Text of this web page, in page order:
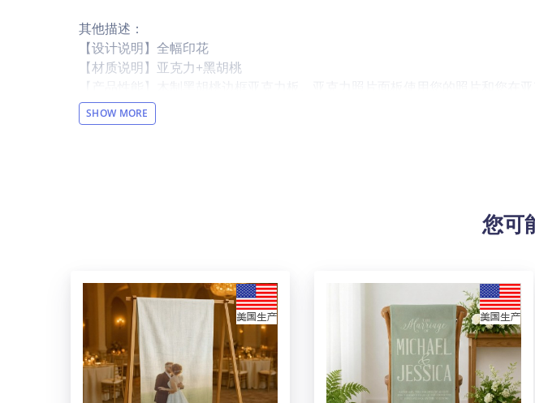
其他描述：
【设计说明】全幅印花
【材质说明】亚克力+黑胡桃
【产品性能】木制黑胡桃边框亚克力板。亚克力照片面板使用您的照片和您在
验。
【适用场景】生日，周年纪念日或结婚礼物的绝佳个性化礼物。
温馨提示：
该图片展示效果仅供参考，最终效果以实物为准！由于生产批次、机器设备等
于正常现象，将不予纳入售后处理范畴。
SHOW MORE
您可